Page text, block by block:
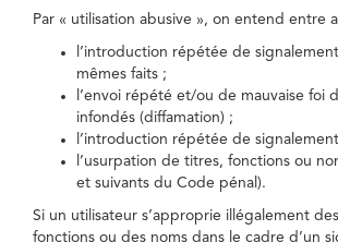
Par « utilisation abusive », on entend entre
l’introduction répétée de
mêmes faits ;
l’envoi répété et/ou de mauvaise foi
infondés (diffamation) ;
l’introduction répétée de
l’usurpation de titres, fonctions ou
et suivants du Code pénal).
Si un utilisateur s’approprie illégalement
fonctions ou des noms dans le cadre d’un